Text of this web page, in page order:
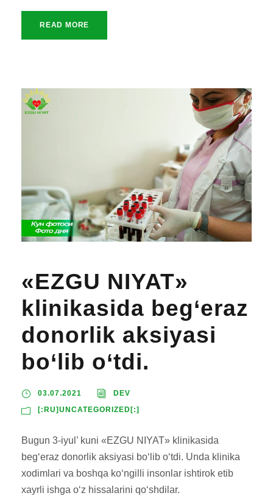
READ MORE
«EZGU NIYAT»
klinikasida beg‘eraz
donorlik aksiyasi
bo‘lib o‘tdi.
03.07.2021 DEV
[:RU]UNCATEGORIZED[:]
Bugun 3-iyul’ kuni «EZGU NIYAT» klinikasida
beg‘eraz donorlik aksiyasi bo‘lib o‘tdi. Unda klinika
xodimlari va boshqa ko‘ngilli insonlar ishtirok etib
xayrli ishga o‘z hissalarini qo‘shdilar.